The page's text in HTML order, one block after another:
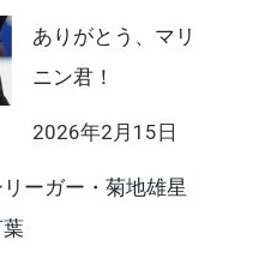
ありがとう、マリ
ニン君！
2026年2月15日
ーガー・菊地雄星